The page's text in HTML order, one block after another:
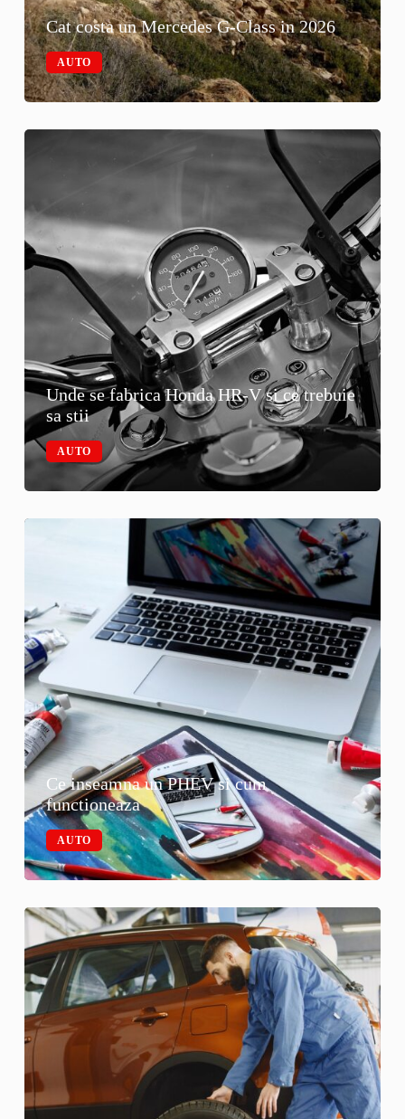
Cat costa un Mercedes G-Class in 2026
AUTO
Unde se fabrica Honda HR-V si ce trebuie
sa stii
AUTO
Ce inseamna un PHEV si cum
functioneaza
AUTO